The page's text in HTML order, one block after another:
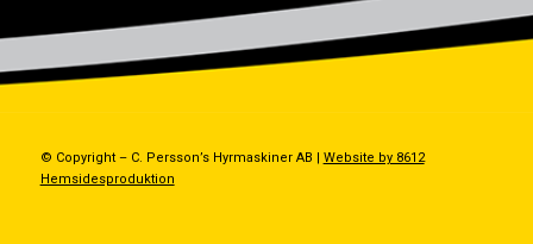
© Copyright – C. Persson’s Hyrmaskiner AB | Website by 8612
Hemsidesproduktion